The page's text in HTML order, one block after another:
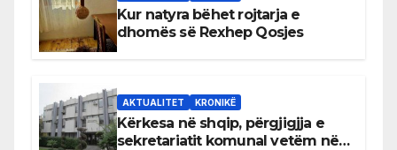
Kur natyra bëhet rojtarja e
dhomës së Rexhep Qosjes
AKTUALITET KRONIKË
Kërkesa në shqip, përgjigjja e
sekretariatit komunal vetëm në